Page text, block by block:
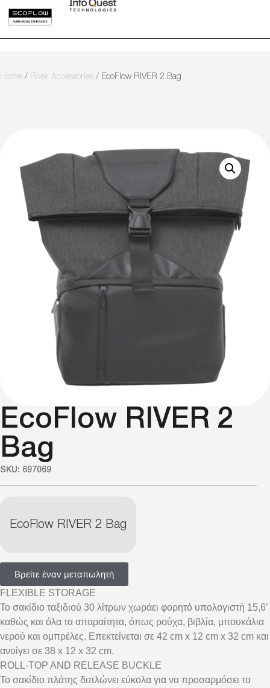
Home / River Accessories / EcoFlow RIVER 2 Bag
EcoFlow RIVER 2
Bag
SKU: 697069
EcoFlow RIVER 2 Bag
Βρείτε έναν μεταπωλητή
FLEXIBLE STORAGE
Το σακίδιο ταξιδιού 30 λίτρων χωράει φορητό υπολογιστή 15,6′
καθώς και όλα τα απαραίτητα, όπως ρούχα, βιβλία, μπουκάλια
νερού και ομπρέλες. Επεκτείνεται σε 42 cm x 12 cm x 32 cm και
ανοίγει σε 38 x 12 x 32 cm.
ROLL-TOP AND RELEASE BUCKLE
Το σακίδιο πλάτης διπλώνει εύκολα για να προσαρμόσει το